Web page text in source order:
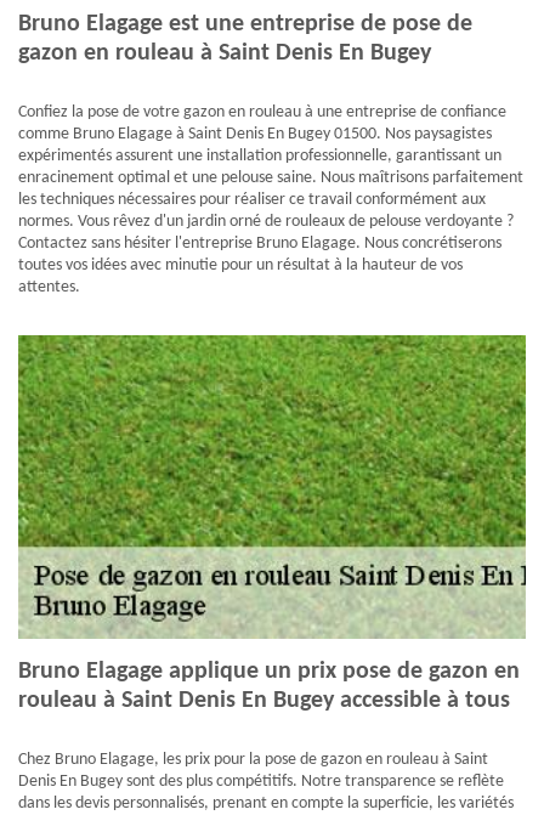
Bruno Elagage est une entreprise de pose de
gazon en rouleau à Saint Denis En Bugey
Confiez la pose de votre gazon en rouleau à une entreprise de confiance
comme Bruno Elagage à Saint Denis En Bugey 01500. Nos paysagistes
expérimentés assurent une installation professionnelle, garantissant un
enracinement optimal et une pelouse saine. Nous maîtrisons parfaitement
les techniques nécessaires pour réaliser ce travail conformément aux
normes. Vous rêvez d'un jardin orné de rouleaux de pelouse verdoyante ?
Contactez sans hésiter l'entreprise Bruno Elagage. Nous concrétiserons
toutes vos idées avec minutie pour un résultat à la hauteur de vos
attentes.
Bruno Elagage applique un prix pose de gazon en
rouleau à Saint Denis En Bugey accessible à tous
Chez Bruno Elagage, les prix pour la pose de gazon en rouleau à Saint
Denis En Bugey sont des plus compétitifs. Notre transparence se reflète
dans les devis personnalisés, prenant en compte la superficie, les variétés